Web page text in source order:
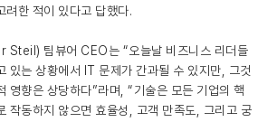
려한 적이 있다고 답했다.
Steil) 팀뷰어 CEO는 “오늘날 비즈니스 리더들
있는 상황에서 IT 문제가 간과될 수 있지만, 그것
영향은 상당하다”라며, “기술은 모든 기업의 핵
작동하지 않으면 효율성, 고객 만족도, 그리고 궁